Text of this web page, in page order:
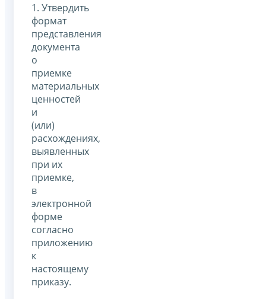
1. Утвердить
формат
представления
документа
о
приемке
материальных
ценностей
и
(или)
расхождениях,
выявленных
при их
приемке,
в
электронной
форме
согласно
приложению
к
настоящему
приказу.